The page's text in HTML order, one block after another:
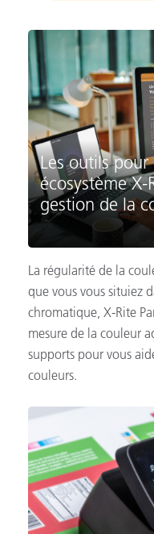
Les outils
écosystème
gestion de la
La régularité de la
que vous vous situiez
chromatique, X-Rite
mesure de la couleur
supports pour vous
couleurs.